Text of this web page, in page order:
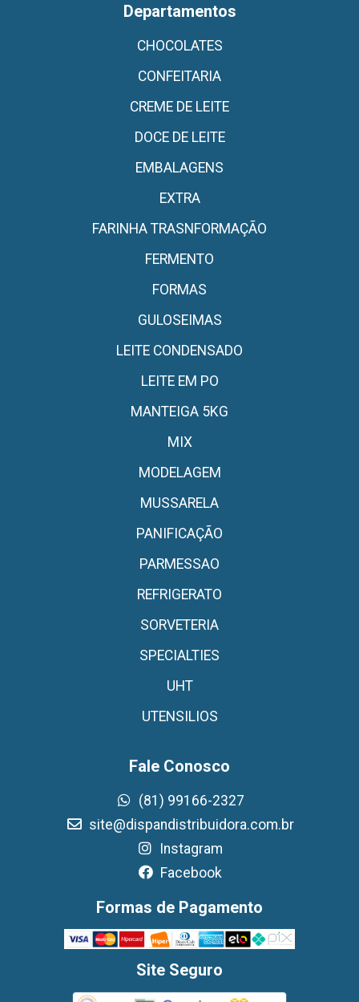
Departamentos
CHOCOLATES
CONFEITARIA
CREME DE LEITE
DOCE DE LEITE
EMBALAGENS
EXTRA
FARINHA TRASNFORMAÇÃO
FERMENTO
FORMAS
GULOSEIMAS
LEITE CONDENSADO
LEITE EM PO
MANTEIGA 5KG
MIX
MODELAGEM
MUSSARELA
PANIFICAÇÃO
PARMESSAO
REFRIGERATO
SORVETERIA
SPECIALTIES
UHT
UTENSILIOS
Fale Conosco
(81) 99166-2327
site@dispandistribuidora.com.br
Instagram
Facebook
Formas de Pagamento
Site Seguro